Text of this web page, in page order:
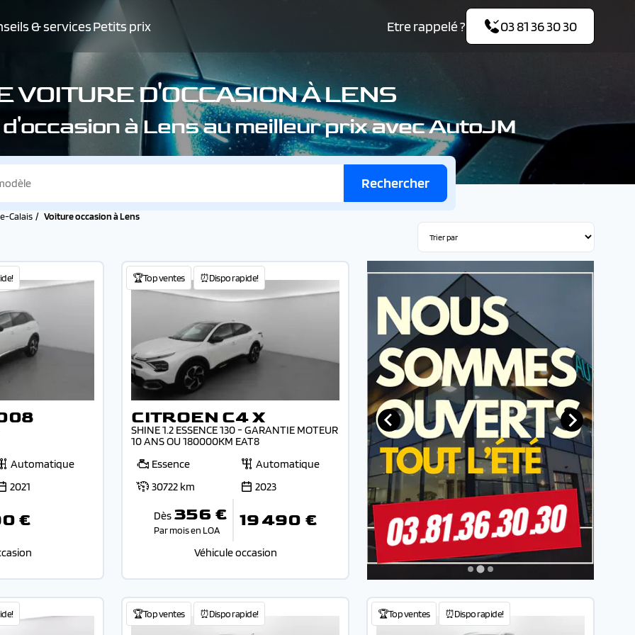
& servicesPetits prix Etre rappelé ? 03 81 36 30 30
VOITURE D'OCCASION À LENS
à Lens au meilleur prix avec AutoJM
Rechercher
Calais Voiture occasion à Lens
Automatique
2021
€
🏆Top ventes ⏰Dispo rapide!
CITROEN C4 X
SHINE 1.2 ESSENCE 130 - GARANTIE MOTEUR
10 ANS OU 180000KM EAT8
Essence
Automatique
30722 km
2023
Dès 356 €
Par mois en LOA 19 490 €
Véhicule occasion
🏆Top ventes ⏰Dispo rapide! 🏆Top ventes ⏰Dispo rapide!